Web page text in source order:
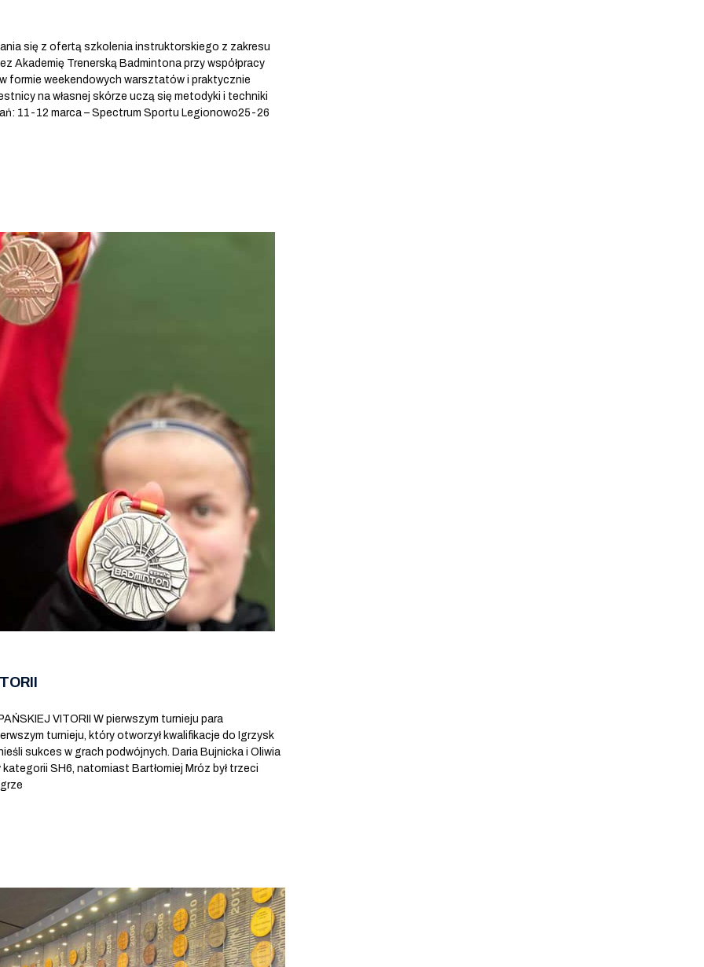
się z ofertą szkolenia instruktorskiego z zakresu
Akademię Trenerską Badmintona przy współpracy
formie weekendowych warsztatów i praktycznie
na własnej skórze uczą się metodyki i techniki
11-12 marca – Spectrum Sportu Legionowo25-26
VITORII W pierwszym turnieju para
turnieju, który otworzył kwalifikacje do Igrzysk
sukces w grach podwójnych. Daria Bujnicka i Oliwia
SH6, natomiast Bartłomiej Mróz był trzeci